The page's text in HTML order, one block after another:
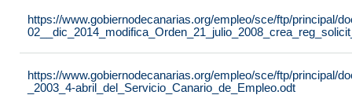
https://www.gobiernodecanarias.org/empleo/sce/ftp/principal/
https://www.gobiernodecanarias.org/empleo/sce/ftp/principal/
_2003_4-abril_del_Servicio_Canario_de_Empleo.odt